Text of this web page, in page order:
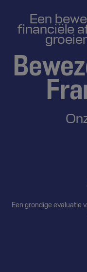
Een
financiële
Een grondige evaluatie